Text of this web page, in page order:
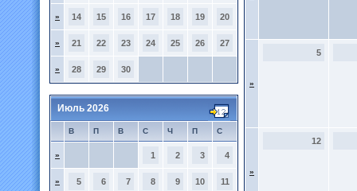
» 14 15 16 17 18 19 20
» 21 22 23 24 25 26 27
» 28 29 30
Июль 2026
В П В С Ч П С
» 1 2 3 4
» 5 6 7 8 9 10 11
»
5
»
12